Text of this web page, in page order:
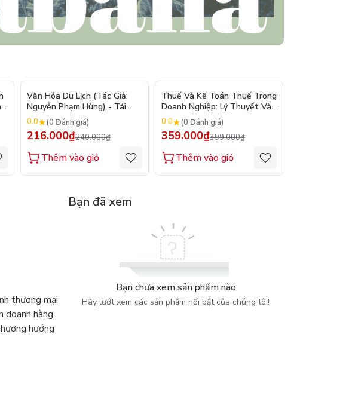
- 10%
Văn Hóa Du Lịch (Tác Giả:
Nguyễn Phạm Hùng) - Tái
Bản
0.0 (0 Đánh giá)
216.000₫240.000₫
Thêm vào giỏ
- 10%
Thuế Và Kế Toán Thuế Trong
Doanh Nghiệp: Lý Thuyết Và
Thực Hành (Tái Bản 2026) -
PGS. TS. Phạm Đức Cường
0.0 (0 Đánh giá)
359.000₫399.000₫
Thêm vào giỏ
thương mại
doanh hàng
hướng
Bạn đã xem
Bạn chưa xem sản phẩm nào
Hãy lướt xem các sản phẩm nổi bật của chúng tôi!